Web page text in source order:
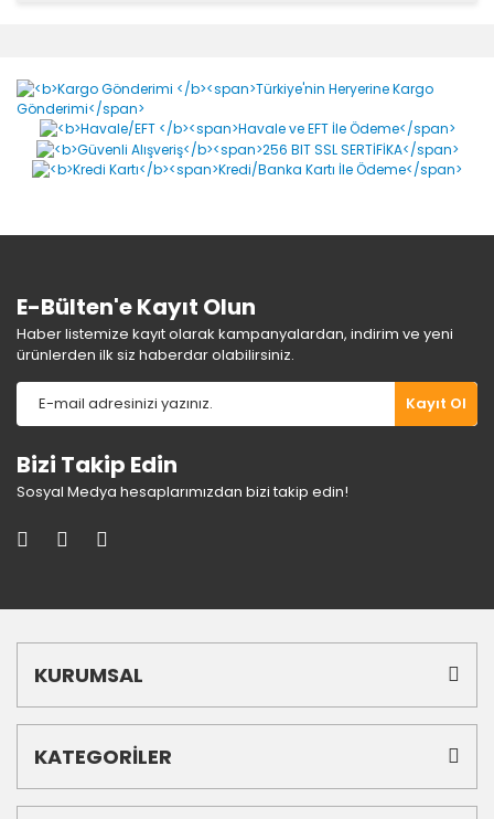
Yorum Yaz
Ürün resmi kalitesiz, bozuk veya görüntülenemiyor.
Ürün açıklamasında eksik bilgiler bulunuyor.
Ürün bilgilerinde hatalar bulunuyor.
E-Bülten'e Kayıt Olun
Haber listemize kayıt olarak kampanyalardan, indirim ve yeni
ürünlerden ilk siz haberdar olabilirsiniz.
Kayıt Ol
Bizi Takip Edin
Sosyal Medya hesaplarımızdan bizi takip edin!
KURUMSAL
KATEGORİLER